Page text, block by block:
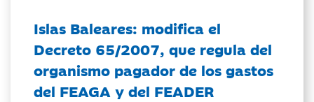
Islas Baleares: modifica el
Decreto 65/2007, que regula del
organismo pagador de los gastos
del FEAGA y del FEADER